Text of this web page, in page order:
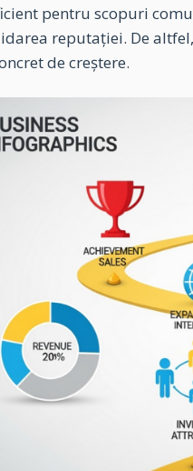
pentru scopuri
reputației. De
de creștere.